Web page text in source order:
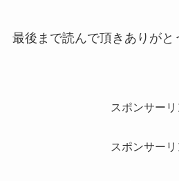
最後まで読んで頂きありがと
スポンサーリ
スポンサーリ